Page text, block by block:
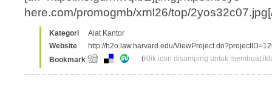
here.com/promogmb/xrnl26/top/
Kategori
Alat Kantor
Website
http://h2o.law.harvard.edu/
Bookmark
(Klik icon disamping untuk membuat